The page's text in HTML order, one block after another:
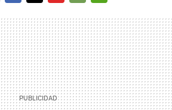
MAIL